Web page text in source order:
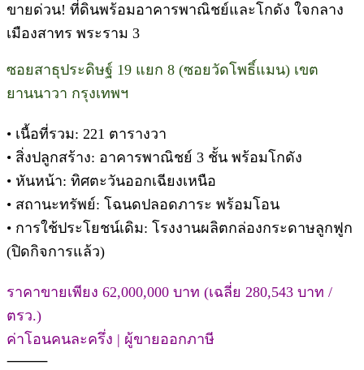
ขายด่วน! ที่ดินพร้อมอาคารพาณิชย์และโกดัง ใจกลาง
เมืองสาทร พระราม 3
ซอยสาธุประดิษฐ์ 19 แยก 8 (ซอยวัดโพธิ์แมน) เขต
ยานนาวา กรุงเทพฯ
• เนื้อที่รวม: 221 ตารางวา
• สิ่งปลูกสร้าง: อาคารพาณิชย์ 3 ชั้น พร้อมโกดัง
• หันหน้า: ทิศตะวันออกเฉียงเหนือ
• สถานะทรัพย์: โฉนดปลอดภาระ พร้อมโอน
• การใช้ประโยชน์เดิม: โรงงานผลิตกล่องกระดาษลูกฟูก
(ปิดกิจการแล้ว)
ราคาขายเพียง 62,000,000 บาท (เฉลี่ย 280,543 บาท /
ตรว.)
ค่าโอนคนละครึ่ง | ผู้ขายออกภาษี
⸻